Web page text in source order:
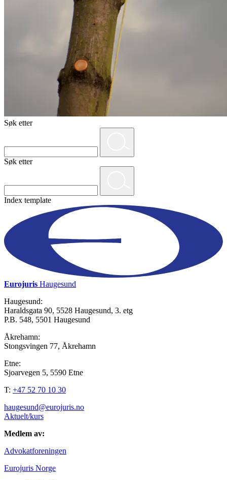
Søk etter
Søk etter
Index template
Eurojuris Haugesund
Haugesund:
Haraldsgata 90, 5528 Haugesund, 3. etg
P.B. 548, 5501 Haugesund
Åkrehamn:
Stongsvingen 77, Åkrehamn
Etne:
Sjoarvegen 5, 5590 Etne
T: +47 52 70 10 30
haugesund@eurojuris.no
Aktuelt/kurs
Medlem av:
Advokatforeningen
Eurojuris Norge